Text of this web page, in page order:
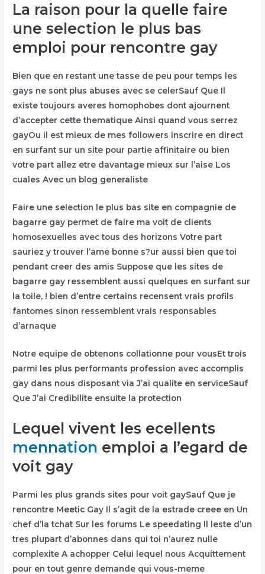
La raison pour la quelle faire
une selection le plus bas
emploi pour rencontre gay
Bien que en restant une tasse de peu pour temps les
gays ne sont plus abuses avec se celerSauf Que Il
existe toujours averes homophobes dont ajournent
d’accepter cette thematique Ainsi quand vous serrez
gayOu il est mieux de mes followers inscrire en direct
en surfant sur un site pour partie affinitaire ou bien
votre part allez etre davantage mieux sur l’aise Los
cuales Avec un blog generaliste
Faire une selection le plus bas site en compagnie de
bagarre gay permet de faire ma voit de clients
homosexuelles avec tous des horizons Votre part
sauriez y trouver l’ame bonne s?ur aussi bien que toi
pendant creer des amis Suppose que les sites de
bagarre gay ressemblent aussi quelques en surfant sur
la toile, ! bien d’entre certains recensent vrais profils
fantomes sinon ressemblent vrais responsables
d’arnaque
Notre equipe de obtenons collationne pour vousEt trois
parmi les plus performants profession avec accomplis
gay dans nous disposant via J’ai qualite en serviceSauf
Que J’ai Credibilite ensuite la protection
Lequel vivent les ecellents
mennation emploi a l’egard de
voit gay
Parmi les plus grands sites pour voit gaySauf Que je
rencontre Meetic Gay Il s’agit de la estrade creee en Un
chef d’la tchat Sur les forums Le speedating Il leste d’un
tres plupart d’abonnes dans qui toi n’aurez nulle
complexite A achopper Celui lequel nous Acquittement
pour en tout genre demande qui vous-meme